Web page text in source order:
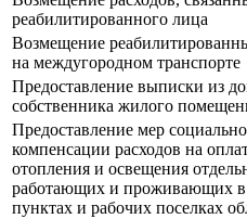
реабилитированного лица
Возмещение
на междугородном транспорте
Предоставление выписки из
собственника жилого
Предоставление мер
компенсации расходов на
отопления и освещения
работающих и проживающих в
пунктах и рабочих поселках